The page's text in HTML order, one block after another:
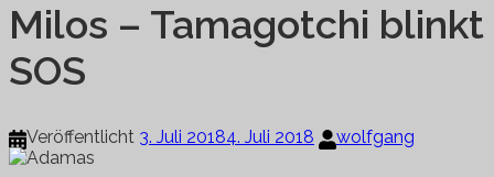
Milos – Tamagotchi blinkt
SOS
Veröffentlicht 3. Juli 20184. Juli 2018 wolfgang